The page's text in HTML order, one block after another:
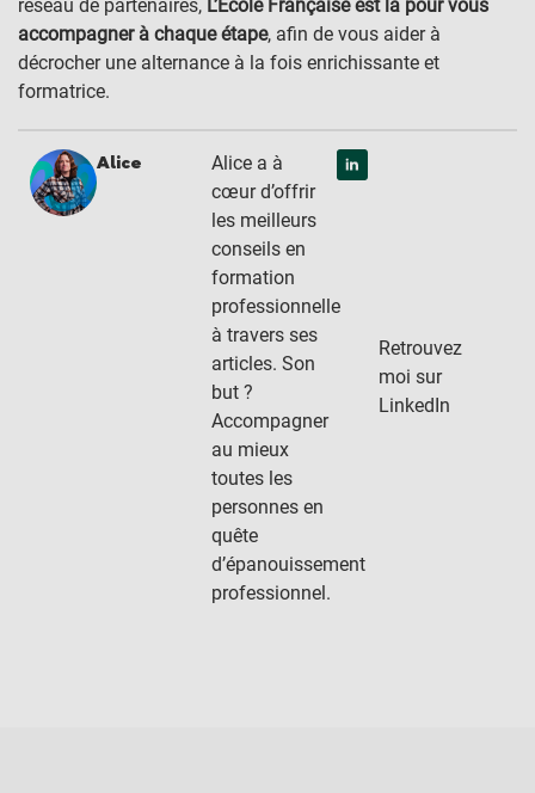
réseau de partenaires, L’École Française est là pour vous
accompagner à chaque étape, afin de vous aider à
décrocher une alternance à la fois enrichissante et
formatrice.
Alice
Alice a à
cœur d’offrir
les meilleurs
conseils en
formation
professionnelle
à travers ses
articles. Son
but ?
Accompagner
au mieux
toutes les
personnes en
quête
d’épanouissement
professionnel.
Retrouvez
moi sur
LinkedIn